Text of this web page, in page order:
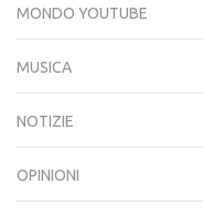
MONDO YOUTUBE
MUSICA
NOTIZIE
OPINIONI